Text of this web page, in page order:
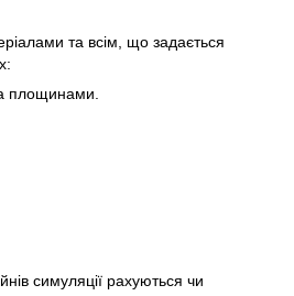
та всім, що задається
площинами.
симуляції рахуються чи